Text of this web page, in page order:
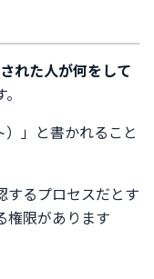
された人が何をして
」と書かれること
するプロセスだとす
権限があります